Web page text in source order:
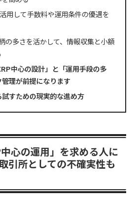
用して手数料や運用条件の優遇を
の多さを活かして、情報収集と小額
中心の設計」と「運用手段の多
理が前提になります
すための現実的な進め方
心の運用」を求める人に
引所としての不確実性も